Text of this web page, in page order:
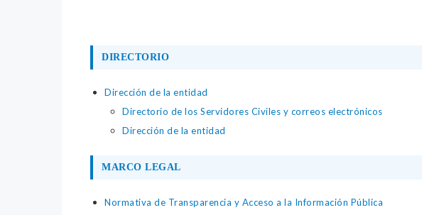
DIRECTORIO
Dirección de la entidad
Directorio de los Servidores Civiles y correos electrónicos
Dirección de la entidad
MARCO LEGAL
Normativa de Transparencia y Acceso a la Información Pública